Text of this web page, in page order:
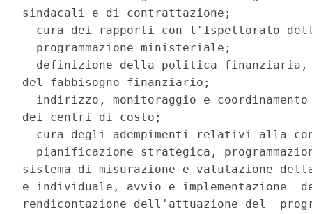
sindacali e di contrattazione;
cura dei rapporti con l'Ispettorato
  programmazione ministeriale;
definizione della politica
del fabbisogno finanziario;
indirizzo, monitoraggio e
dei centri di costo;
cura degli adempimenti relativi alla
pianificazione strategica,
sistema di misurazione e valutazione
e individuale, avvio e implementazione
rendicontazione dell'attuazione del